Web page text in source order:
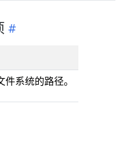
系统的路径。